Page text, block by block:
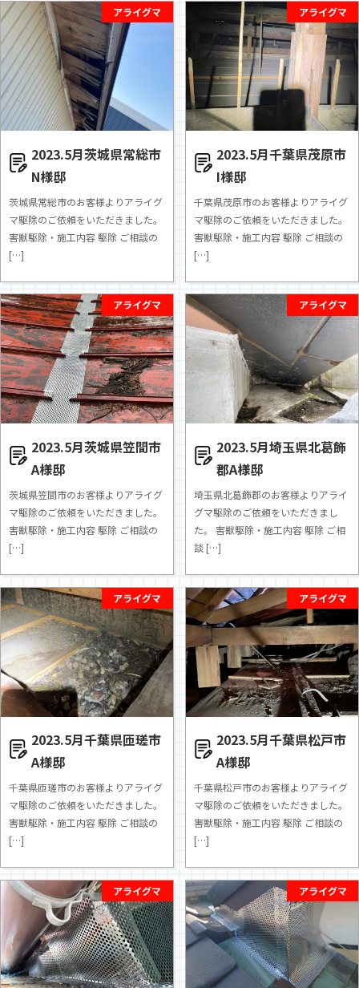
アライグマ
2023.5月茨城県常総市
N様邸
茨城県常総市のお客様よりアライグ
マ駆除のご依頼をいただきました。
害獣駆除・施工内容 駆除 ご相談の
[…]
アライグマ
2023.5月千葉県茂原市
I様邸
千葉県茂原市のお客様よりアライグ
マ駆除のご依頼をいただきました。
害獣駆除・施工内容 駆除 ご相談の
[…]
アライグマ
2023.5月茨城県笠間市
A様邸
茨城県笠間市のお客様よりアライグ
マ駆除のご依頼をいただきました。
害獣駆除・施工内容 駆除 ご相談の
[…]
アライグマ
2023.5月埼玉県北葛飾
郡A様邸
埼玉県北葛飾郡のお客様よりアライ
グマ駆除のご依頼をいただきまし
た。 害獣駆除・施工内容 駆除 ご相
談 […]
アライグマ
2023.5月千葉県匝瑳市
A様邸
千葉県匝瑳市のお客様よりアライグ
マ駆除のご依頼をいただきました。
害獣駆除・施工内容 駆除 ご相談の
[…]
アライグマ
2023.5月千葉県松戸市
A様邸
千葉県松戸市のお客様よりアライグ
マ駆除のご依頼をいただきました。
害獣駆除・施工内容 駆除 ご相談の
[…]
アライグマ アライグマ